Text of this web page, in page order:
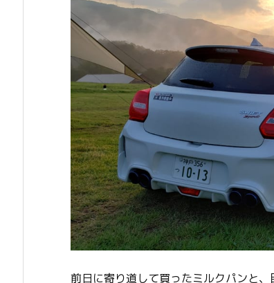
前日に寄り道して買ったミルクパンと、